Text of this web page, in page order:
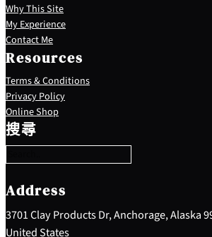
Why This Site
My Experience
Contact Me
Resources
Terms & Conditions
Privacy Policy
Online Shop
搜尋
S
e
a
c
h
Address
3701 Clay Products Dr, Anchorage, Alaska
United States